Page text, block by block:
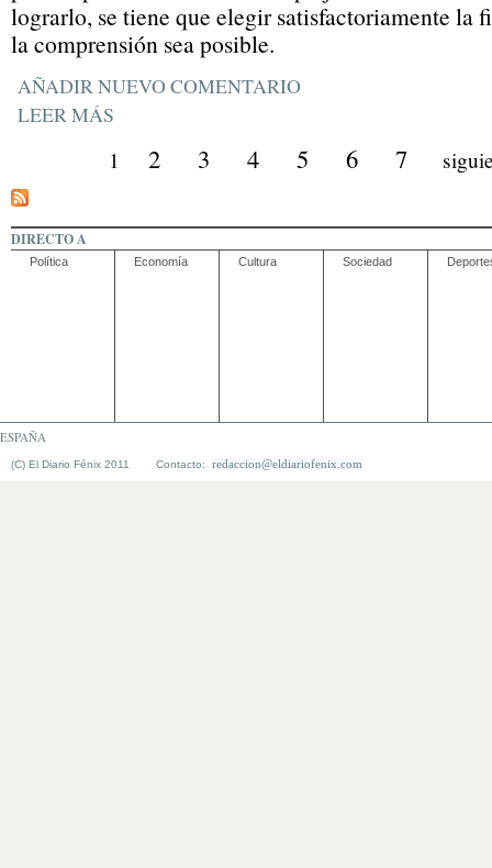
lograrlo, se tiene que elegir satisfactoriamente la
la comprensión sea posible.
AÑADIR NUEVO COMENTARIO
LEER MÁS
1 2 3 4 5 6 7
DIRECTO A
Política Economía Cultura Sociedad
ESPAÑA
(C) El Diario Fénix 2011 Contacto: redaccion@eldiariofenix.com